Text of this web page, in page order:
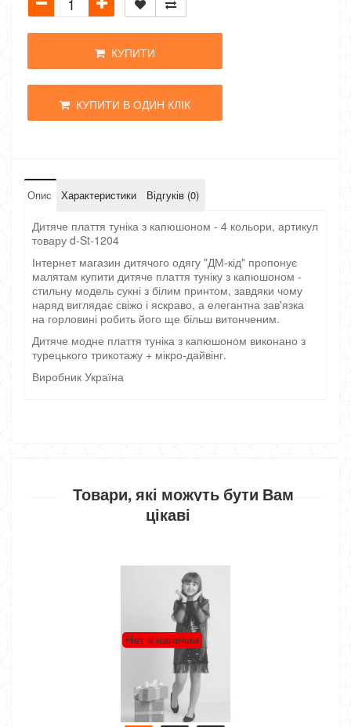
КУПИТИ
КУПИТИ В ОДИН КЛІК
Опис Характеристики Відгуків (0)
Дитяче плаття туніка з капюшоном - 4 кольори, артикул
товару d-St-1204
Інтернет магазин дитячого одягу "ДМ-кід" пропонує
малятам купити дитяче плаття туніку з капюшоном -
стильну модель сукні з білим принтом, завдяки чому
наряд виглядає свіжо і яскраво, а елегантна зав'язка
на горловині робить його ще більш витонченим.
Дитяче модне плаття туніка з капюшоном виконано з
турецького трикотажу + мікро-дайвінг.
Виробник Україна
Товари, які можуть бути Вам
цікаві
Нет в наличии